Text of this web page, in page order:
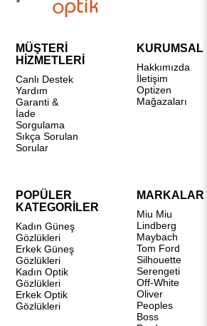
MÜŞTERİ
HİZMETLERİ
Canlı Destek
Yardım
Garanti &
İade
Sorgulama
Sıkça Sorulan
Sorular
KURUMSAL
Hakkımızda
İletişim
Optizen
Mağazaları
POPÜLER
KATEGORİLER
Kadın Güneş
Gözlükleri
Erkek Güneş
Gözlükleri
Kadın Optik
Gözlükleri
Erkek Optik
Gözlükleri
MARKALAR
Miu Miu
Lindberg
Maybach
Tom Ford
Silhouette
Serengeti
Off-White
Oliver
Peoples
Boss